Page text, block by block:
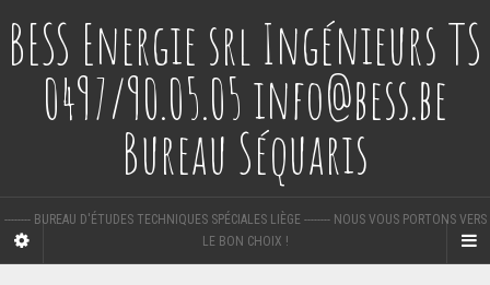
BESS Energie srl Ingénieurs TS
0497/90.05.05 info@bess.be
Bureau Séquaris
-------- BUREAU D'ÉTUDES TECHNIQUES SPÉCIALES LIÈGE -------- NOUS VOUS PORTONS VERS
LE BON CHOIX !